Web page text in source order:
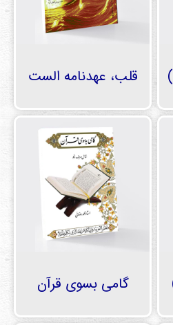
قلب، عهدنامه الست
گامی بسوی قرآن